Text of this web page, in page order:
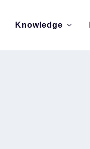
Knowledge